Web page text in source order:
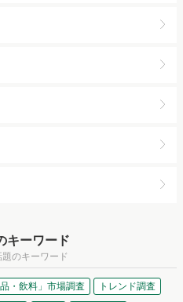
キーワード
のキーワード
品・飲料」市場調査
トレンド調査